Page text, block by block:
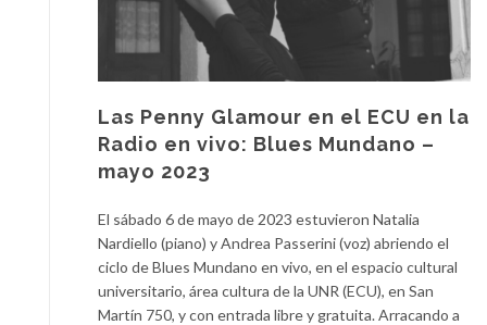
Las Penny Glamour en el ECU en la
Radio en vivo: Blues Mundano –
mayo 2023
El sábado 6 de mayo de 2023 estuvieron Natalia
Nardiello (piano) y Andrea Passerini (voz) abriendo el
ciclo de Blues Mundano en vivo, en el espacio cultural
universitario, área cultura de la UNR (ECU), en San
Martín 750, y con entrada libre y gratuita. Arracando a